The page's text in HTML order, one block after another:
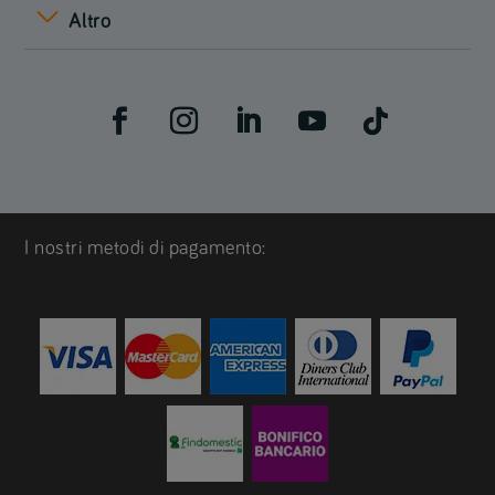
Altro
I nostri metodi di pagamento: